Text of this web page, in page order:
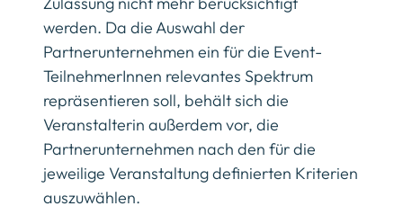
werden. Da die Auswahl der
Partnerunternehmen ein für die Event-
TeilnehmerInnen relevantes Spektrum
repräsentieren soll, behält sich die
Veranstalterin außerdem vor, die
Partnerunternehmen nach den für die
jeweilige Veranstaltung definierten Kriterien
auszuwählen.